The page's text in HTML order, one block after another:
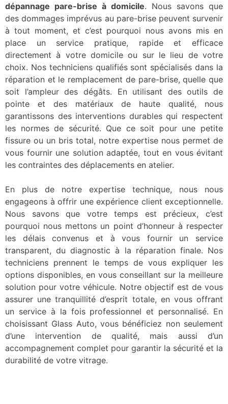
dépannage pare-brise à domicile. Nous savons que
des dommages imprévus au pare-brise peuvent survenir
à tout moment, et c’est pourquoi nous avons mis en
place un service pratique, rapide et efficace
directement à votre domicile ou sur le lieu de votre
choix. Nos techniciens qualifiés sont spécialisés dans la
réparation et le remplacement de pare-brise, quelle que
soit l’ampleur des dégâts. En utilisant des outils de
pointe et des matériaux de haute qualité, nous
garantissons des interventions durables qui respectent
les normes de sécurité. Que ce soit pour une petite
fissure ou un bris total, notre expertise nous permet de
vous fournir une solution adaptée, tout en vous évitant
les contraintes des déplacements en atelier.
En plus de notre expertise technique, nous nous
engageons à offrir une expérience client exceptionnelle.
Nous savons que votre temps est précieux, c’est
pourquoi nous mettons un point d’honneur à respecter
les délais convenus et à vous fournir un service
transparent, du diagnostic à la réparation finale. Nos
techniciens prennent le temps de vous expliquer les
options disponibles, en vous conseillant sur la meilleure
solution pour votre véhicule. Notre objectif est de vous
assurer une tranquillité d’esprit totale, en vous offrant
un service à la fois professionnel et personnalisé. En
choisissant Glass Auto, vous bénéficiez non seulement
d’une intervention de qualité, mais aussi d’un
accompagnement complet pour garantir la sécurité et la
durabilité de votre vitrage.